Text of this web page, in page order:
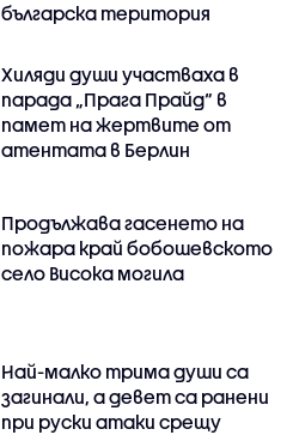
българска територия
Хиляди души участваха в
парада „Прага Прайд“ в
памет на жертвите от
атентата в Берлин
Продължава гасенето на
пожара край бобошевското
село Висока могила
Най-малко трима души са
загинали, а девет са ранени
при руски атаки срещу